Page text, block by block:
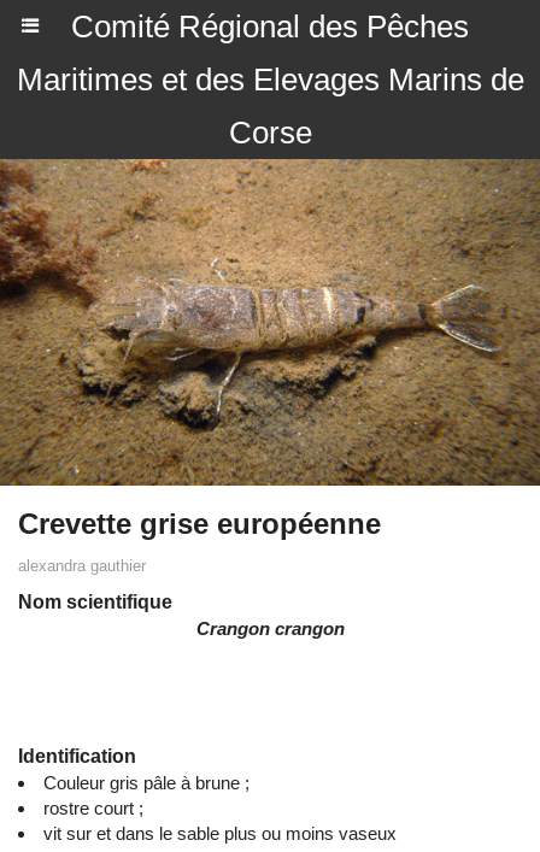
Comité Régional des Pêches
Maritimes et des Elevages Marins de
Corse
Crevette grise européenne
alexandra gauthier
Nom scientifique
Crangon crangon
Identification
Couleur gris pâle à brune ;
rostre court ;
vit sur et dans le sable plus ou moins vaseux